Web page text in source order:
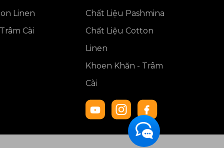
Linen
Cài
Chất Liệu Pashmina
Chất Liệu Cotton
Linen
Khoen Khăn - Trâm
Cài